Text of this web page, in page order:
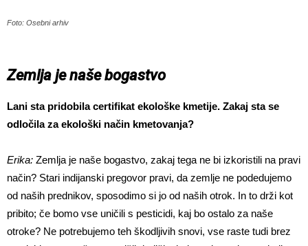
Foto: Osebni arhiv
Zemlja je naše bogastvo
Lani sta pridobila certifikat ekološke kmetije. Zakaj sta se
odločila za ekološki način kmetovanja?
Erika: Zemlja je naše bogastvo, zakaj tega ne bi izkoristili na pravi
način? Stari indijanski pregovor pravi, da zemlje ne podedujemo
od naših prednikov, sposodimo si jo od naših otrok. In to drži kot
pribito; če bomo vse uničili s pesticidi, kaj bo ostalo za naše
otroke? Ne potrebujemo teh škodljivih snovi, vse raste tudi brez